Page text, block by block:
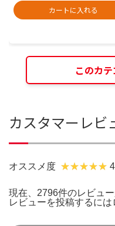
カートに入れる
このカ
カスタマーレビ
オススメ度
現在、2796件のレビュ
レビューを投稿するには